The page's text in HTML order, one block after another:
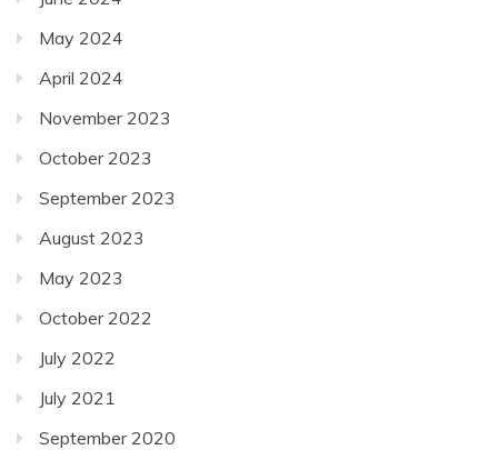
May 2024
April 2024
November 2023
October 2023
September 2023
August 2023
May 2023
October 2022
July 2022
July 2021
September 2020